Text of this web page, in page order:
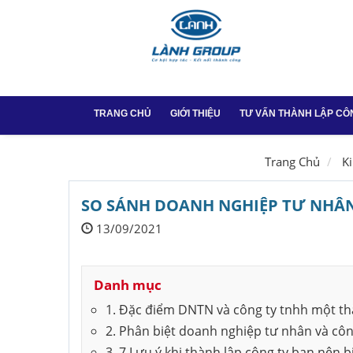
TRANG CHỦ GIỚI THIỆU TƯ VẤN THÀNH LẬP
Thành lập công
Dịch vụ chữ ký
Thành lập công ty
Vũng Tàu
Trang Chủ
SO SÁNH DOANH NGHIỆP TƯ
13/09/2021
Danh mục
1. Đặc điểm DNTN và công ty tnhh một
2. Phân biệt doanh nghiệp tư nhân và